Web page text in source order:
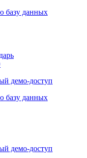
базу данных
демо-доступ
базу данных
демо-доступ